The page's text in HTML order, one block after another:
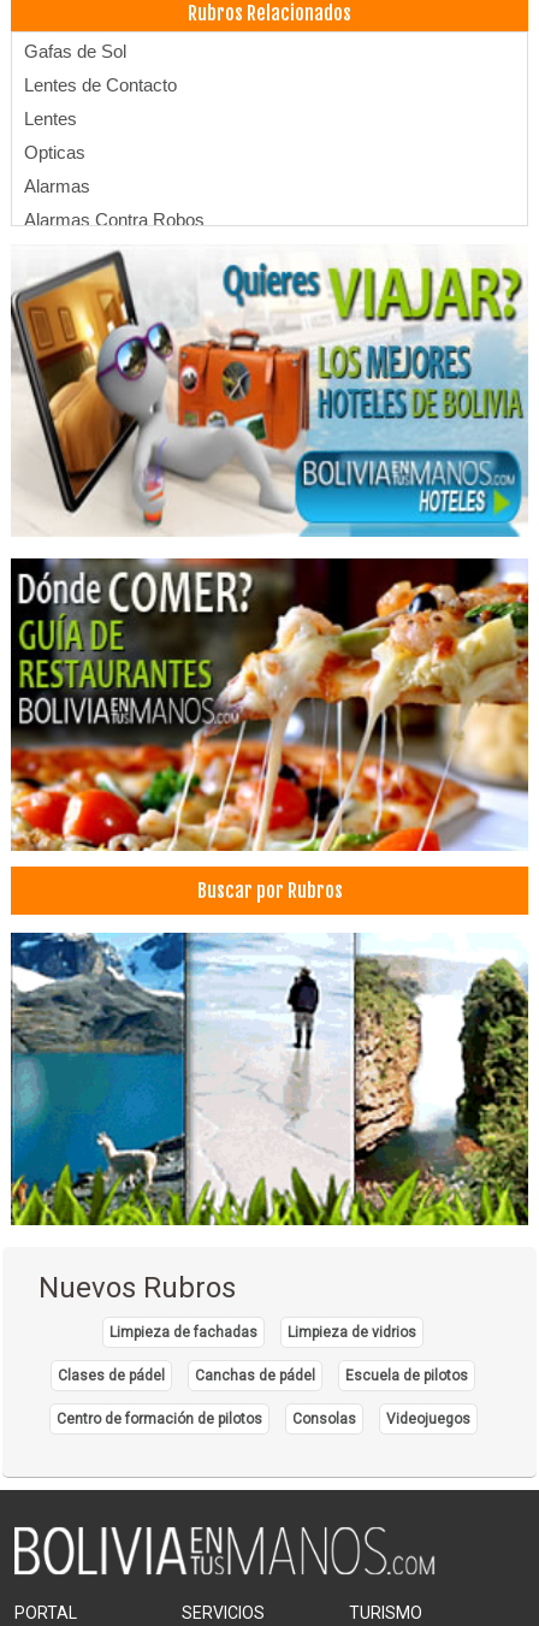
Rubros Relacionados
Gafas de Sol
Lentes de Contacto
Lentes
Opticas
Alarmas
Alarmas Contra Robos
Alarmas antirrobo
Controles de Acceso
Configuración de Redes
Cámaras de seguridad
Cámaras de vigilancia
Fibra óptica
Redes inalambricas
Redes
Sistemas biométricos
Buscar por Rubros
Nuevos Rubros
Limpieza de fachadas Limpieza de vidrios
Clases de pádel Canchas de pádel Escuela de pilotos
Centro de formación de pilotos Consolas Videojuegos
PORTAL SERVICIOS TURISMO